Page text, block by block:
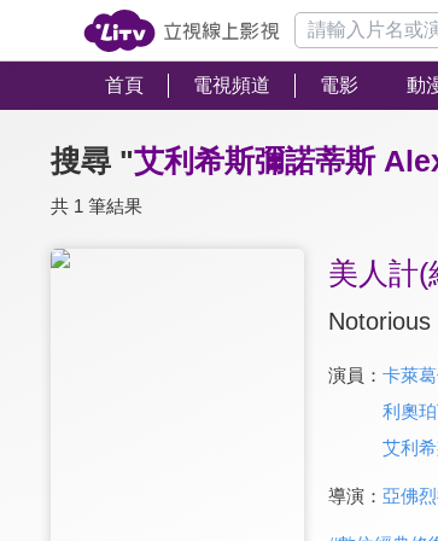
首頁 電視頻道 電影 動
搜尋 "艾利希斯彌諾蒂斯
共 1 筆結果
美人計(
Notorious
演員： 卡萊
利奧
艾利
導演： 亞佛